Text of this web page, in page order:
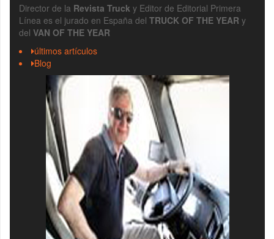
Director de la Revista Truck y Editor de Editorial Primera
Línea es el jurado en España del TRUCK OF THE YEAR y
del VAN OF THE YEAR
últimos artículos
Blog